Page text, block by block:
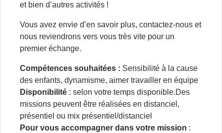
et bien d’autres activités !
Vous avez envie d’en savoir plus, contactez-nous et
nous reviendrons vers vous très vite pour un
premier échange.
Compétences souhaitées : Sensibilité à la cause
des enfants, dynamisme, aimer travailler en équipe
Disponibilité : selon votre temps disponible.Des
missions peuvent être réalisées en distanciel,
présentiel ou mix présentiel/distanciel
Pour vous accompagner dans votre mission :